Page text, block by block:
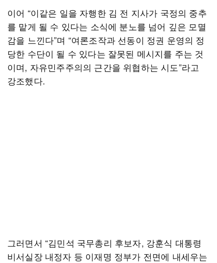
이어 “이같은 일을 자행한 김 전 지사가 국정의 중추
를 맡게 될 수 있다는 소식에 분노를 넘어 깊은 모멸
감을 느낀다”며 “여론조작과 선동이 정권 운영의 정
당한 수단이 될 수 있다는 잘못된 메시지를 주는 것
이며, 자유민주주의의 근간을 위협하는 시도”라고
강조했다.
그러면서 “김민석 국무총리 후보자, 강훈식 대통령
비서실장 내정자 등 이재명 정부가 전면에 내세우는